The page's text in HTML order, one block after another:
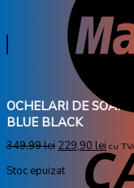
OCHELARI DE
BLUE BLACK
349,99lei 229,90 lei cu
Stoc epuizat